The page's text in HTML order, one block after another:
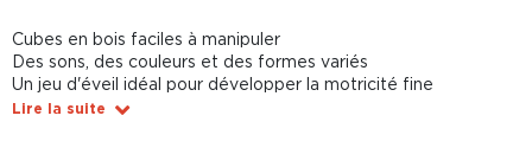
Cubes en bois faciles à manipuler
Des sons, des couleurs et des formes variés
Un jeu d'éveil idéal pour développer la motricité fine
Lire la suite